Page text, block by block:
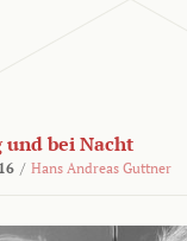
und bei Nacht
/ Hans Andreas Guttner